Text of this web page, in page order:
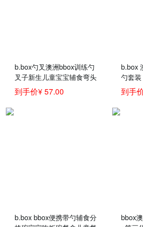
b.box勺叉澳洲bbox训练勺
叉子新生儿童宝宝辅食弯头
汤饭叉勺餐具套装 黄灰色
勺叉 官方认证
到手价¥ 57.00
b.box
勺套
勺 宝
子）
到手
b.box bbox便携带勺辅食分
bbox